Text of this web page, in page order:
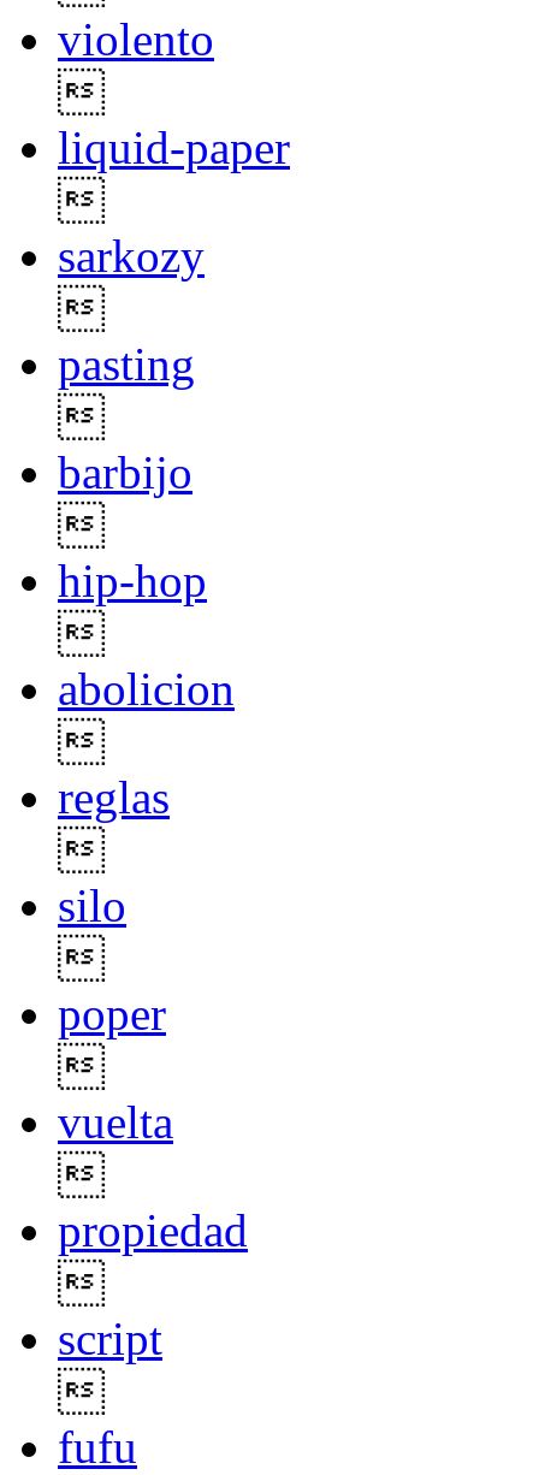
violento
liquid-paper
sarkozy
pasting
barbijo
hip-hop
abolicion
reglas
silo
poper
vuelta
propiedad
script
fufu